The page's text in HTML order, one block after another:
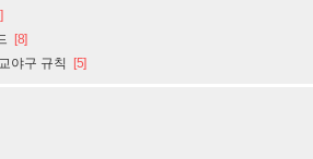
[8]
야구 규칙 [5]